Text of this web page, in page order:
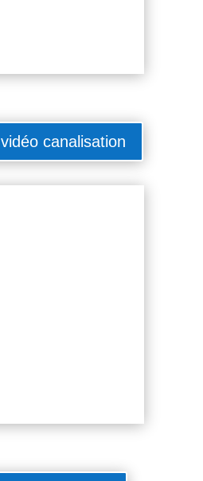
canalisation